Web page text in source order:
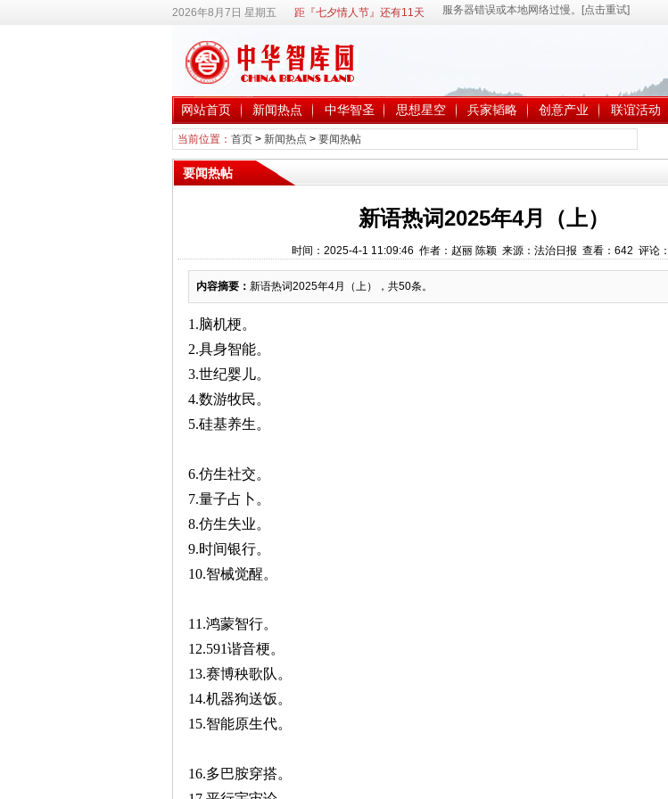
2026年8月7日 星期五 距『七夕情人节』还有11天
网站首页 新闻热点 中华智圣 思想星空 兵家韬略 创意产业 联谊活动
当前位置： 首页> 新闻热点 > 要闻热帖
要闻热帖
新语热词2025年4月（上）
时间：2025-4-1 11:09:46 作者：赵丽 陈颖 来源：法治日报 查看： 642 评论：
内容摘要： 新语热词2025年4月（上），共50条。
1.脑机梗。
2.具身智能。
3.世纪婴儿。
4.数游牧民。
5.硅基养生。
6.仿生社交。
7.量子占卜。
8.仿生失业。
9.时间银行。
10.智械觉醒。
11.鸿蒙智行。
12.591谐音梗。
13.赛博秧歌队。
14.机器狗送饭。
15.智能原生代。
16.多巴胺穿搭。